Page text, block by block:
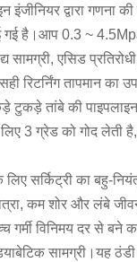
द्वारा गणना
गई है।आप 0.3 ~
एसिड
रिटर्निंग तापमान
तांबे की पाइपलाइन
3 ग्रेड को गोद लेती
लिए सर्किट्री का
कम शोर और लंबे
गर्मी विनिमय दर
सामग्री।यह